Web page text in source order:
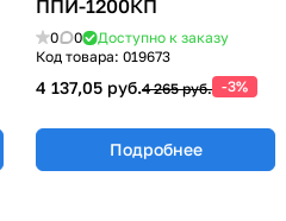
ППИ-1200КП
0 0
Доступно к заказу
Код товара: 019673
4 137,05 руб.4 265 руб. -3%
Подробнее